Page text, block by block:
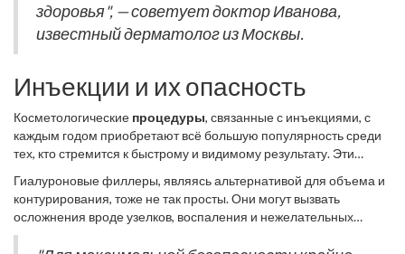
полностью безопасными. Решив обратиться к косметологу,
человек сталкивается с огромным многообразием доступных
решений и техник. По данным исследований, более 50%
косметологическую процедуру, от простых уходовых до более
сложных.
здоровья", — советует доктор Иванова,
известный дерматолог из Москвы.
Инъекции и их опасность
Косметологические процедуры, связанные с инъекциями, с
каждым годом приобретают всё большую популярность среди
тех, кто стремится к быстрому и видимому результату. Эти
эффектного внешнего вида. Однако, помимо очевидных
преимуществ, такиепроцедурыимеют и свои риски, о которых
необходимо знать. Одним из самых востребованных на
Гиалуроновые филлеры, являясь альтернативой для объема и
контурирования, тоже не так просты. Они могут вызвать
осложнения вроде узелков, воспаления и нежелательных
перемещений геля под кожей. Даже инъекции витаминов и